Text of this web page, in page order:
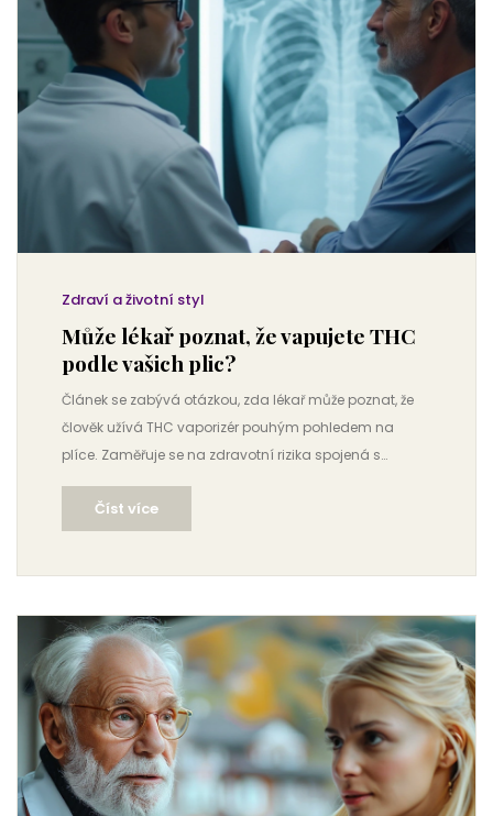
Zdraví a životní styl
Může lékař poznat, že vapujete THC
podle vašich plic?
Článek se zabývá otázkou, zda lékař může poznat, že
člověk užívá THC vaporizér pouhým pohledem na
plíce. Zaměřuje se na zdravotní rizika spojená s
vapováním THC, změny v plicích a jaké příznaky může
lékař zpozorovat. Obsahuje zajímavá fakta a tipy, jak
chránit své zdraví, pokud se rozhodnete pro vapování.
Číst více